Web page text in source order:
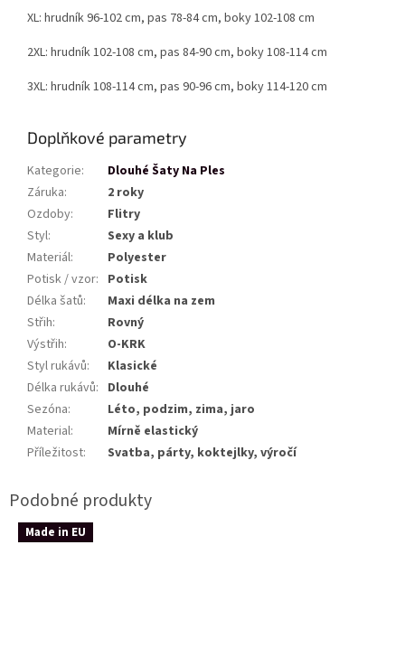
XL: hrudník 96-102 cm, pas 78-84 cm, boky 102-108 cm
2XL: hrudník 102-108 cm, pas 84-90 cm, boky 108-114 cm
3XL: hrudník 108-114 cm, pas 90-96 cm, boky 114-120 cm
Doplňkové parametry
Kategorie:
Dlouhé Šaty Na Ples
Záruka:
2 roky
Ozdoby:
Flitry
Styl:
Sexy a klub
Materiál:
Polyester
Potisk / vzor: Potisk
Délka šatů:
Maxi délka na zem
Střih:
Rovný
Výstřih:
O-KRK
Styl rukávů:
Klasické
Délka rukávů: Dlouhé
Sezóna:
Léto, podzim, zima, jaro
Material:
Mírně elastický
Příležitost: Svatba, párty, koktejlky, výročí
Made in EU